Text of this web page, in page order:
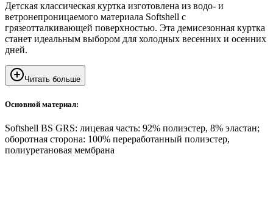
Детская классическая куртка изготовлена из водо- и
ветронепроницаемого материала Softshell с
грязеотталкивающей поверхностью. Эта демисезонная куртка
станет идеальным выбором для холодных весенних и осенних
дней.
Читать больше
Основной материал:
Softshell BS GRS: лицевая часть: 92% полиэстер, 8% эластан;
оборотная сторона: 100% переработанный полиэстер,
полиуретановая мембрана